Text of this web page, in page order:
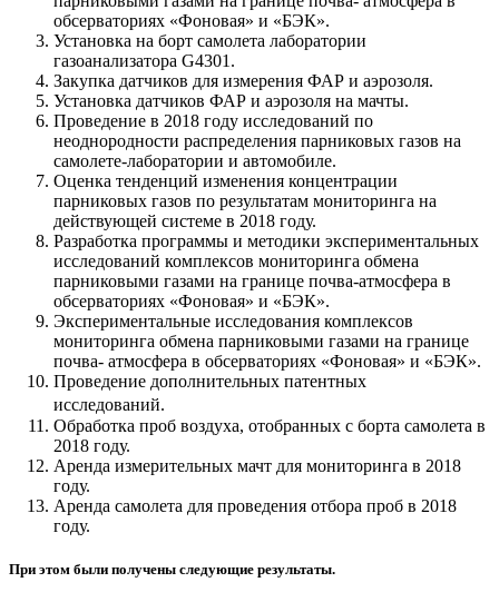
обсерваториях «Фоновая» и «БЭК».
Установка на борт самолета лаборатории
газоанализатора G4301.
Закупка датчиков для измерения ФАР и аэрозоля.
Установка датчиков ФАР и аэрозоля на мачты.
Проведение в 2018 году исследований по
неоднородности распределения парниковых газов на
самолете-лаборатории и автомобиле.
Оценка тенденций изменения концентрации
парниковых газов по результатам мониторинга на
действующей системе в 2018 году.
Разработка программы и методики экспериментальных
исследований комплексов мониторинга обмена
парниковыми газами на границе почва-атмосфера в
обсерваториях «Фоновая» и «БЭК».
Экспериментальные исследования комплексов
мониторинга обмена парниковыми газами на границе
почва- атмосфера в обсерваториях «Фоновая» и «БЭК».
Проведение дополнительных патентных
исследований.
Обработка проб воздуха, отобранных с борта самолета в
2018 году.
Аренда измерительных мачт для мониторинга в 2018
году.
Аренда самолета для проведения отбора проб в 2018
году.
При этом были получены следующие результаты.